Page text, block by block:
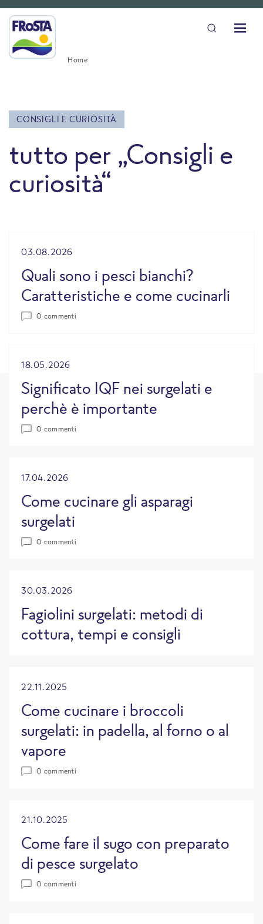
Home
CONSIGLI E CURIOSITÀ
tutto per „Consigli e
curiosità“
03.08.2026
Quali sono i pesci bianchi?
Caratteristiche e come cucinarli
0 commenti
18.05.2026
Significato IQF nei surgelati e
perchè è importante
0 commenti
17.04.2026
Come cucinare gli asparagi
surgelati
0 commenti
30.03.2026
Fagiolini surgelati: metodi di
cottura, tempi e consigli
22.11.2025
Come cucinare i broccoli
surgelati: in padella, al forno o al
vapore
0 commenti
21.10.2025
Come fare il sugo con preparato
di pesce surgelato
0 commenti